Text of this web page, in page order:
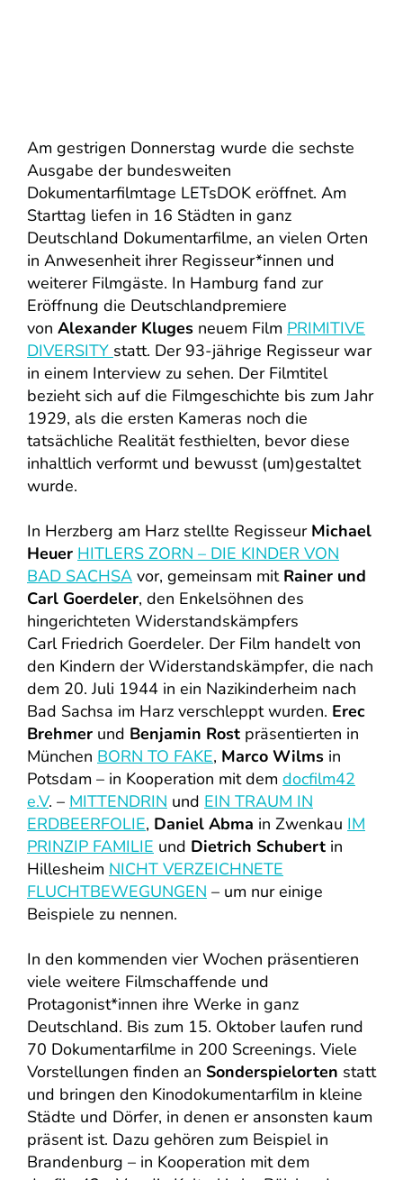
Am gestrigen Donnerstag wurde die sechste
Ausgabe der bundesweiten
Dokumentarfilmtage LETsDOK eröffnet. Am
Starttag liefen in 16 Städten in ganz
Deutschland Dokumentarfilme, an vielen Orten
in Anwesenheit ihrer Regisseur*innen und
weiterer Filmgäste. In Hamburg fand zur
Eröffnung die Deutschlandpremiere
von Alexander Kluges neuem Film PRIMITIVE
DIVERSITY statt. Der 93-jährige Regisseur war
in einem Interview zu sehen. Der Filmtitel
bezieht sich auf die Filmgeschichte bis zum Jahr
1929, als die ersten Kameras noch die
tatsächliche Realität festhielten, bevor diese
inhaltlich verformt und bewusst (um)gestaltet
wurde.
In Herzberg am Harz stellte Regisseur Michael
Heuer HITLERS ZORN – DIE KINDER VON
BAD SACHSA vor, gemeinsam mit Rainer und
Carl Goerdeler, den Enkelsöhnen des
hingerichteten Widerstandskämpfers
Carl Friedrich Goerdeler. Der Film handelt von
den Kindern der Widerstandskämpfer, die nach
dem 20. Juli 1944 in ein Nazikinderheim nach
Bad Sachsa im Harz verschleppt wurden. Erec
Brehmer und Benjamin Rost präsentierten in
München BORN TO FAKE, Marco Wilms in
Potsdam – in Kooperation mit dem docfilm42
e.V. – MITTENDRIN und EIN TRAUM IN
ERDBEERFOLIE, Daniel Abma in Zwenkau IM
PRINZIP FAMILIE und Dietrich Schubert in
Hillesheim NICHT VERZEICHNETE
FLUCHTBEWEGUNGEN – um nur einige
Beispiele zu nennen.
In den kommenden vier Wochen präsentieren
viele weitere Filmschaffende und
Protagonist*innen ihre Werke in ganz
Deutschland. Bis zum 15. Oktober laufen rund
70 Dokumentarfilme in 200 Screenings. Viele
Vorstellungen finden an Sonderspielorten statt
und bringen den Kinodokumentarfilm in kleine
Städte und Dörfer, in denen er ansonsten kaum
präsent ist. Dazu gehören zum Beispiel in
Brandenburg – in Kooperation mit dem